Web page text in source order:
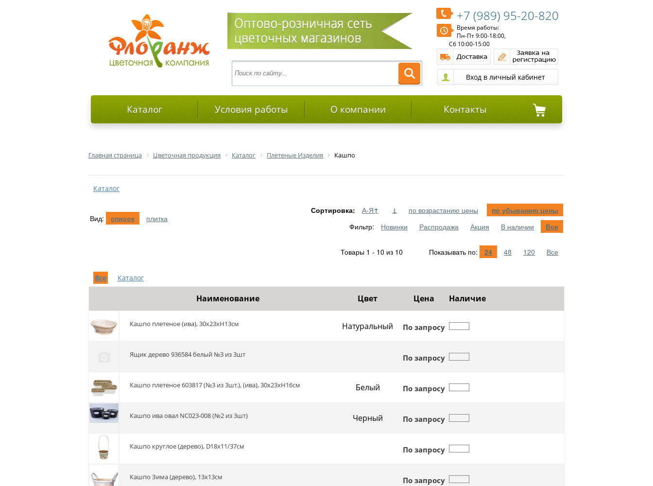
+7 (989) 95-20-820
Время работы:
Пн-Пт 9:00-18:00,
Сб 10:00-15:00
Каталог Условия работы О компании Контакты
Главная страница Цветочная продукция Каталог Плетеные Изделия Кашпо
Каталог
Вид: список плитка
Сортировка: А-Я↑ ↓ по возрастанию цены
по убыванию цены
Фильтр:
Новинки Распродажа Акция В наличии Все
Товары 1 - 10 из 10 Показывать по: 24 48 120 Все
Все Каталог
Наименование Цвет Цена Наличие
Кашпо плетеное (ива), 30х23хH13см Натуральный По запросу
ящик дерево 936584 белый №3 из 3шт По запросу
Кашпо плетеное 603817 (№3 из 3шт.), (ива), 30х23хН16см Белый По запросу
кашпо ива овал NC023-008 (№2 из 3шт) Черный По запросу
Кашпо круглое (дерево), D18x11/37см По запросу
Кашпо Зима (дерево), 13х13см По запросу